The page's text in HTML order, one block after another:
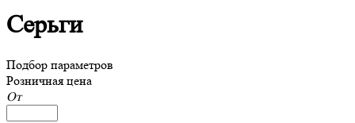
Серьги
Подбор параметров
Розничная цена
От